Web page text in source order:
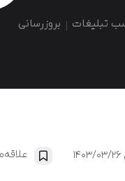
تبلیغات بروزرسانی